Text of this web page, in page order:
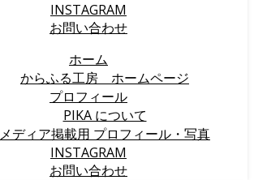
INSTAGRAM
お問い合わせ
ホーム
からふる工房 ホームページ
プロフィール
PIKA について
メディア掲載用 プロフィール・写真
INSTAGRAM
お問い合わせ